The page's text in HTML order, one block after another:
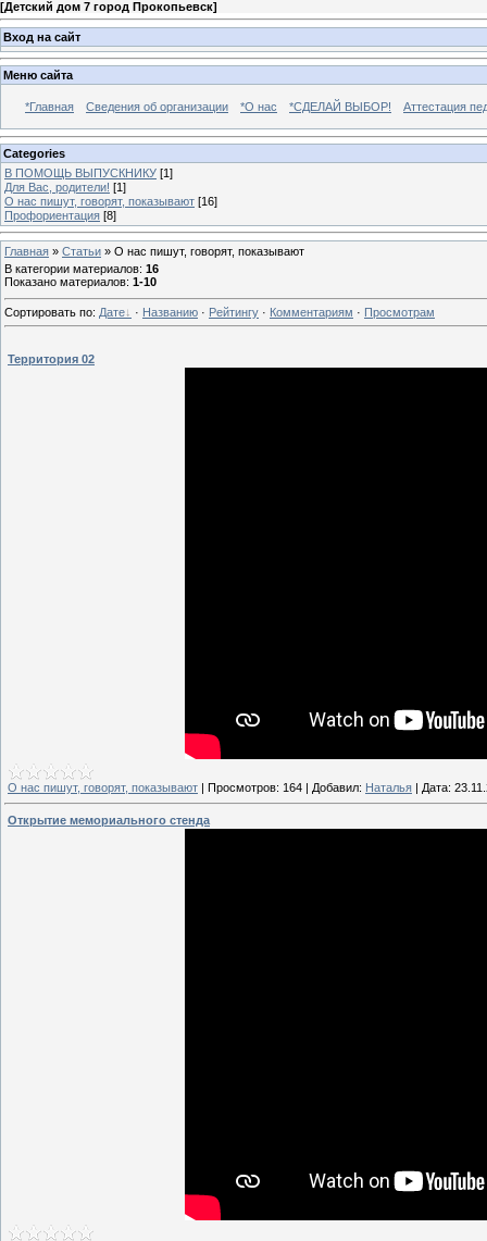
[Детский дом 7 город Прокопьевск]
Вход на сайт
Меню сайта
*Главная Сведения об организации *О нас *СДЕЛАЙ ВЫБОР! Аттестация
Categories
В ПОМОЩЬ ВЫПУСКНИКУ [1]
Для Вас, родители! [1]
О нас пишут, говорят, показывают [16]
Профориентация [8]
Главная » Статьи » О нас пишут, говорят, показывают
В категории материалов: 16
Показано материалов: 1-10
Сортировать по: Дате · Названию · Рейтингу · Комментариям · Просмотрам
Территория 02
О нас пишут, говорят, показывают | Просмотров: 164 | Добавил: Наталья | Дата:
Открытие мемориального стенда